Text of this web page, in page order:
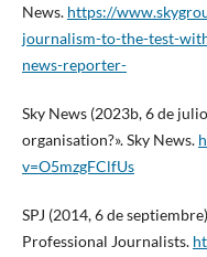
News. https://
journalism-to-the-test-
news-reporter-
Sky News (2023b, 6 de
organisation?». Sky News.
v=O5mzgFClfUs
SPJ (2014, 6 de
Professional Journalists.